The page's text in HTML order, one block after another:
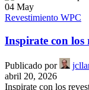
04 May
Revestimiento WPC
Inspirate con los
Publicado por
abril 20, 2026
Inspirate con los